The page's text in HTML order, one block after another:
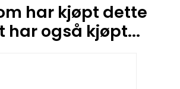
har kjøpt dette
har også kjøpt...